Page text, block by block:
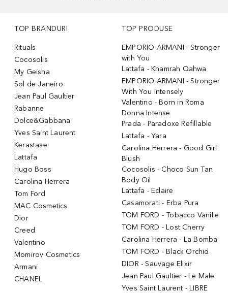
TOP BRANDURI
Rituals
Cocosolis
My Geisha
Sol de Janeiro
Jean Paul Gaultier
Rabanne
Dolce&Gabbana
Yves Saint Laurent
Kerastase
Lattafa
Hugo Boss
Carolina Herrera
Tom Ford
MAC Cosmetics
Dior
Creed
Valentino
Momirov Cosmetics
Armani
CHANEL
TOP PRODUSE
EMPORIO ARMANI - Stronger
with You
Lattafa - Khamrah Qahwa
EMPORIO ARMANI - Stronger
With You Intensely
Valentino - Born in Roma
Donna Intense
Prada - Paradoxe Refillable
Lattafa - Yara
Carolina Herrera - Good Girl
Blush
Cocosolis - Choco Sun Tan
Body Oil
Lattafa - Eclaire
Casamorati - Erba Pura
TOM FORD - Tobacco Vanille
TOM FORD - Lost Cherry
Carolina Herrera - La Bomba
TOM FORD - Black Orchid
DIOR - Sauvage Elixir
Jean Paul Gaultier - Le Male
Yves Saint Laurent - LIBRE